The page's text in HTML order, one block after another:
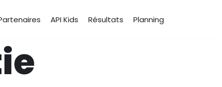
API Kids Résultats Planning